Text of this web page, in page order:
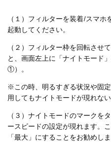
（１）フィルターを装着/スマ
起動してください。
（２）フィルター枠を回転させ
と、画面左上に「ナイトモード
①）。
※この時、明るすぎる状況や固
用してもナイトモードが現れな
（３）ナイトモードのマークを
ースピードの設定が現れます。
「最大」にすることをお勧めし